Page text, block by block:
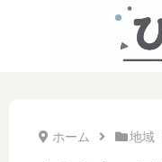
ホーム 地域